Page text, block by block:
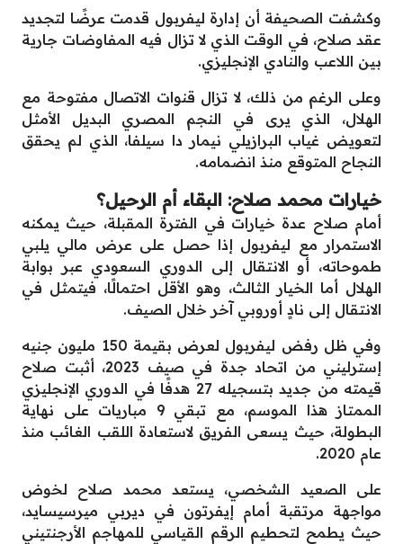
وكشفت الصحيفة أن إدارة ليفربول قدمت عرضًا لتجديد
عقد صلاح، في الوقت الذي لا تزال فيه المفاوضات جارية
بين اللاعب والنادي الإنجليزي.
وعلى الرغم من ذلك، لا تزال قنوات الاتصال مفتوحة مع
الهلال، الذي يرى في النجم المصري البديل الأمثل
لتعويض غياب البرازيلي نيمار دا سيلفا، الذي لم يحقق
النجاح المتوقع منذ انضمامه.
خيارات محمد صلاح: البقاء أم الرحيل؟
أمام صلاح عدة خيارات في الفترة المقبلة، حيث يمكنه
الاستمرار مع ليفربول إذا حصل على عرض مالي يلبي
طموحاته، أو الانتقال إلى الدوري السعودي عبر بوابة
الهلال أما الخيار الثالث، وهو الأقل احتمالًا، فيتمثل في
الانتقال إلى نادٍ أوروبي آخر خلال الصيف.
وفي ظل رفض ليفربول لعرض بقيمة 150 مليون جنيه
إسترليني من اتحاد جدة في صيف 2023، أثبت صلاح
قيمته من جديد بتسجيله 27 هدفًا في الدوري الإنجليزي
الممتاز هذا الموسم، مع تبقي 9 مباريات على نهاية
البطولة، حيث يسعى الفريق لاستعادة اللقب الغائب منذ
عام 2020.
على الصعيد الشخصي، يستعد محمد صلاح لخوض
مواجهة مرتقبة أمام إيفرتون في ديربي ميرسيسايد،
حيث يطمح لتحطيم الرقم القياسي للمهاجم الأرجنتيني